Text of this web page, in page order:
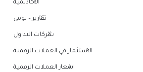
الاكاديمية
تقارير – يومي
شركات التداول
الاستثمار في العملات الرقمية
اسعار العملات الرقمية